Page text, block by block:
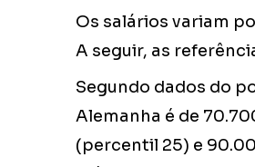
Os salários variam
A seguir, as
Segundo dados do
Alemanha é de
(percentil 25) e